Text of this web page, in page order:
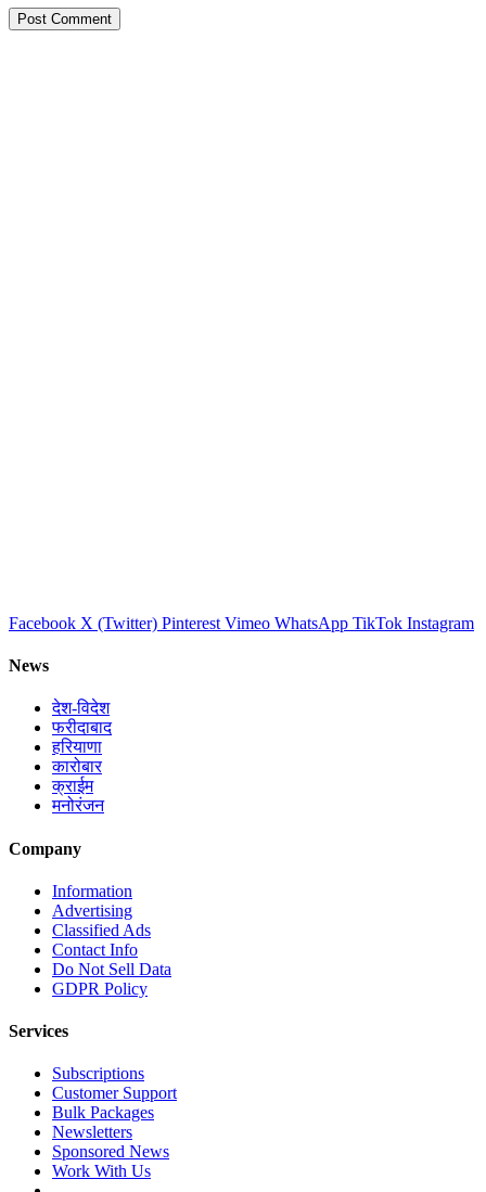
Facebook X (Twitter) Pinterest Vimeo WhatsApp TikTok Instagram
News
देश-विदेश
फरीदाबाद
हरियाणा
कारोबार
क्राईम
मनोरंजन
Company
Information
Advertising
Classified Ads
Contact Info
Do Not Sell Data
GDPR Policy
Services
Subscriptions
Customer Support
Bulk Packages
Newsletters
Sponsored News
Work With Us